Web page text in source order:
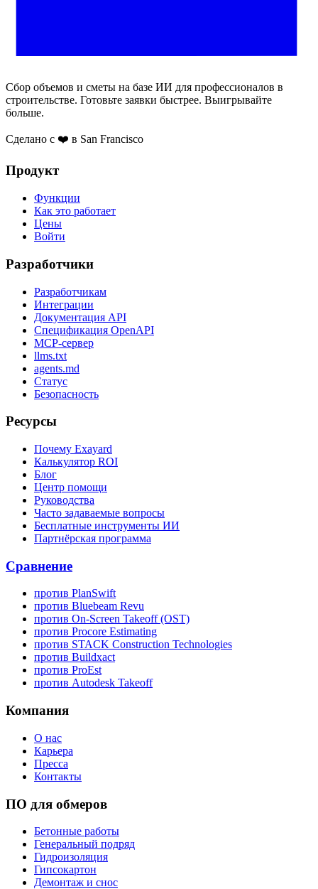
Сбор объемов и сметы на базе ИИ для профессионалов в
строительстве. Готовьте заявки быстрее. Выигрывайте
больше.
Сделано с ❤️ в San Francisco
Продукт
Функции
Как это работает
Цены
Войти
Разработчики
Разработчикам
Интеграции
Документация API
Спецификация OpenAPI
MCP-сервер
llms.txt
agents.md
Статус
Безопасность
Ресурсы
Почему Exayard
Калькулятор ROI
Блог
Центр помощи
Руководства
Часто задаваемые вопросы
Бесплатные инструменты ИИ
Партнёрская программа
Сравнение
против PlanSwift
против Bluebeam Revu
против On-Screen Takeoff (OST)
против Procore Estimating
против STACK Construction Technologies
против Buildxact
против ProEst
против Autodesk Takeoff
Компания
О нас
Карьера
Пресса
Контакты
ПО для обмеров
Бетонные работы
Генеральный подряд
Гидроизоляция
Гипсокартон
Демонтаж и снос